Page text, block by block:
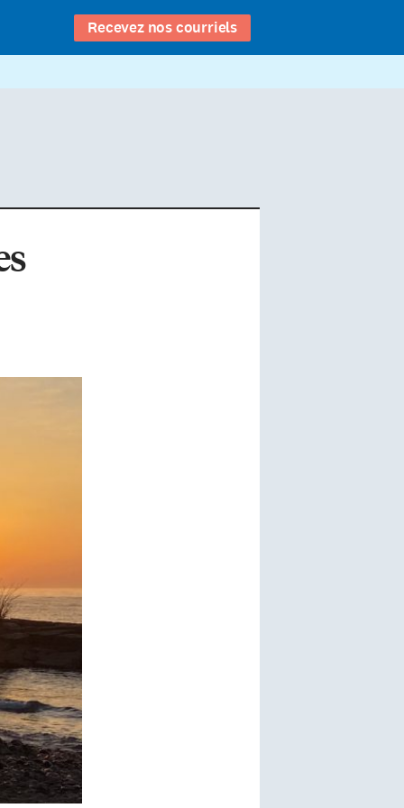
Recevez nos courriels